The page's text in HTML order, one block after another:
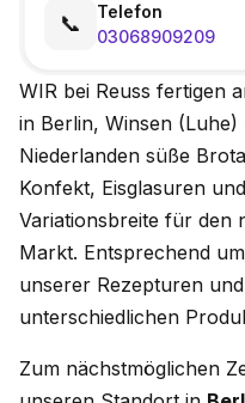
WIR bei Reuss fertigen
in Berlin, Winsen
Niederlanden süße
Konfekt, Eisglasuren
Variationsbreite für den
Markt. Entsprechend
unserer Rezepturen
unterschiedlichen
Zum nächstmöglichen
📞
Telefon
03068909209